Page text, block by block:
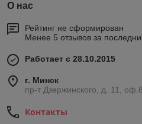
О нас
Рейтинг не сформирован
Менее 5 отзывов за
Работает с 28.10.2015
г. Минск
пр-т Дзержинского, д. 11,
Контакты